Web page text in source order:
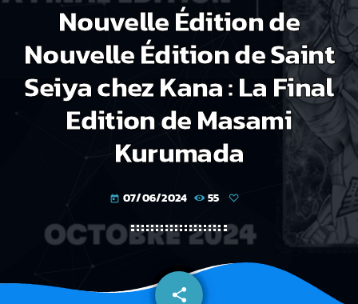
Nouvelle Édition de
Nouvelle Édition de Saint
Seiya chez Kana : La Final
Edition de Masami
Kurumada
today 07/06/2024 55
share
email